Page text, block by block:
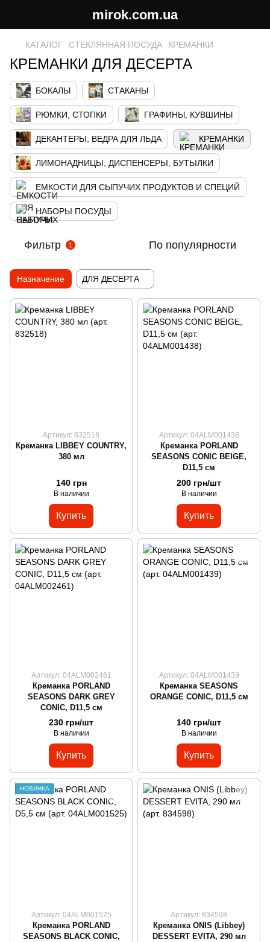
mirok.com.ua
КАТАЛОГ СТЕКЛЯННАЯ ПОСУДА КРЕМАНКИ
КРЕМАНКИ ДЛЯ ДЕСЕРТА
БОКАЛЫ СТАКАНЫ
РЮМКИ, СТОПКИ ГРАФИНЫ, КУВШИНЫ
ДЕКАНТЕРЬІ, ВЕДРА ДЛЯ ЛЬДА КРЕМАНКИ
ЛИМОНАДНИЦЬІ, ДИСПЕНСЕРЬІ, БУТЬІЛКИ
ЕМКОСТИ ДЛЯ СЫПУЧИХ ПРОДУКТОВ И СПЕЦИЙ
НАБОРЬІ ПОСУДЬІ
Фильтр 1 По популярности
Назначение ДЛЯ ДЕСЕРТА
Артикул: 832518
Креманка LIBBEY COUNTRY,
380 мл
140 грн
В наличии
Купить
Артикул: 04ALM001438
Креманка PORLAND
SEASONS CONIC BEIGE,
D11,5 см
200 грн/шт
В наличии
Купить
Артикул: 04ALM002461
Креманка PORLAND
SEASONS DARK GREY
CONIC, D11,5 см
230 грн/шт
В наличии
Купить
Артикул: 04ALM001439
Креманка SEASONS
ORANGE CONIC, D11,5 см
140 грн/шт
В наличии
Купить
НОВИНКА
Артикул: 04ALM001525
Креманка PORLAND
SEASONS BLACK CONIC,
Артикул: 834598
Креманка ONIS (Libbey)
DESSERT EVITA, 290 мл